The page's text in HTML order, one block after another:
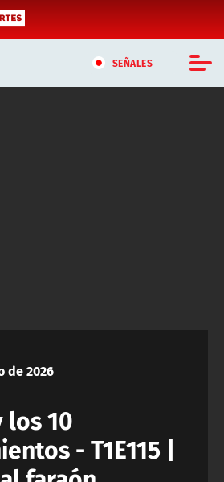
al contenido
SEÑALES
de 2026
los 10
- T1E115 |